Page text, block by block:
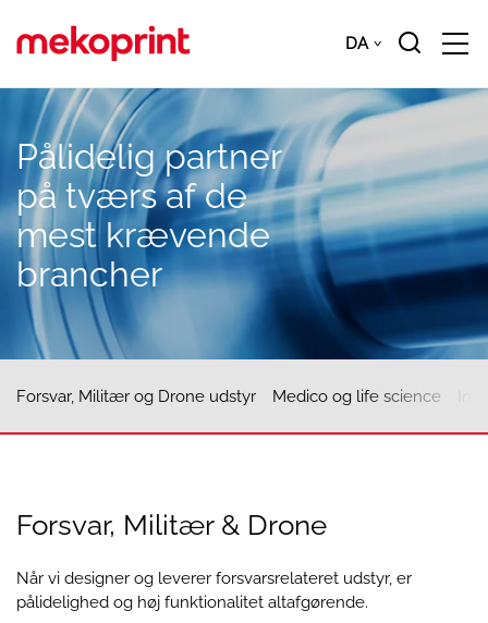
hovedindhold
Downloads DA
DA
Pålidelig partner
på tværs af de
mest krævende
brancher
Forsvar, Militær og Drone udstyr Medico og life science
Forsvar, Militær & Drone
Når vi designer og leverer forsvarsrelateret udstyr, er
pålidelighed og høj funktionalitet altafgørende.